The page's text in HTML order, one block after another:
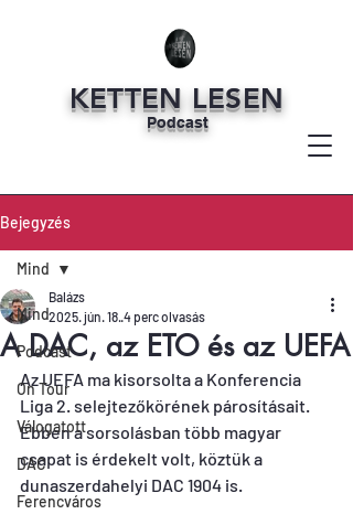
KETTEN LESEN
Podcast
Bejegyzés
Mind
Podcast
On Tour
Válogatott
DAC
Ferencváros
Mind
A DAC, az ETO és az UEFA
Balázs
2025. jún. 18.4 perc olvasás
Az UEFA ma kisorsolta a Konferencia
Liga 2. selejtezőkörének párosításait.
Ebben a sorsolásban több magyar
csapat is érdekelt volt, köztük a
dunaszerdahelyi DAC 1904 is.